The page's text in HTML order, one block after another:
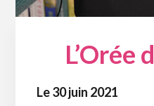
L’Orée
Le 30 juin 2021